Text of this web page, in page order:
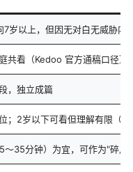
7岁以上，但因无对白无威胁内
共看（Kedoo 官方通稿口径）
，独立成篇
；2岁以下可看但理解有限（
～35分钟）为宜，可作为"碎片